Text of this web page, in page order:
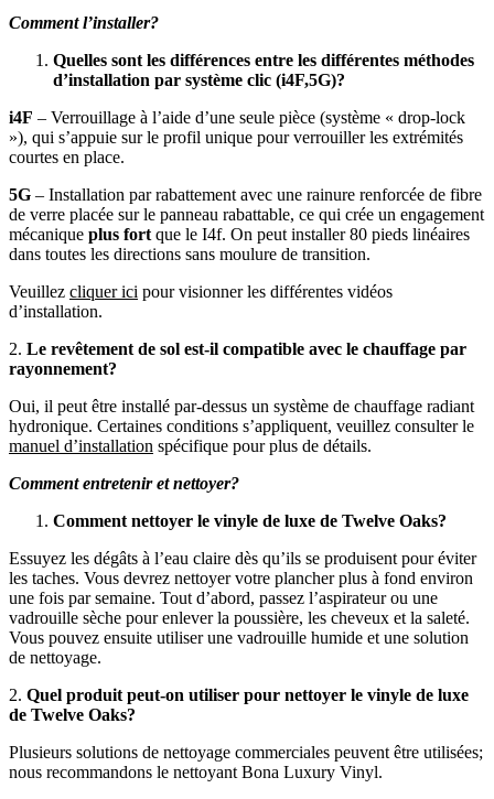
Comment l’installer?
Quelles sont les différences entre les différentes méthodes
d’installation par système clic (i4F,5G)?
i4F – Verrouillage à l’aide d’une seule pièce (système « drop-lock
»), qui s’appuie sur le profil unique pour verrouiller les extrémités
courtes en place.
5G – Installation par rabattement avec une rainure renforcée de fibre
de verre placée sur le panneau rabattable, ce qui crée un engagement
mécanique plus fort que le I4f. On peut installer 80 pieds linéaires
dans toutes les directions sans moulure de transition.
Veuillez cliquer ici pour visionner les différentes vidéos
d’installation.
2. Le revêtement de sol est-il compatible avec le chauffage par
rayonnement?
Oui, il peut être installé par-dessus un système de chauffage radiant
hydronique. Certaines conditions s’appliquent, veuillez consulter le
manuel d’installation spécifique pour plus de détails.
Comment entretenir et nettoyer?
Comment nettoyer le vinyle de luxe de Twelve Oaks?
Essuyez les dégâts à l’eau claire dès qu’ils se produisent pour éviter
les taches. Vous devrez nettoyer votre plancher plus à fond environ
une fois par semaine. Tout d’abord, passez l’aspirateur ou une
vadrouille sèche pour enlever la poussière, les cheveux et la saleté.
Vous pouvez ensuite utiliser une vadrouille humide et une solution
de nettoyage.
2. Quel produit peut-on utiliser pour nettoyer le vinyle de luxe
de Twelve Oaks?
Plusieurs solutions de nettoyage commerciales peuvent être utilisées;
nous recommandons le nettoyant Bona Luxury Vinyl.